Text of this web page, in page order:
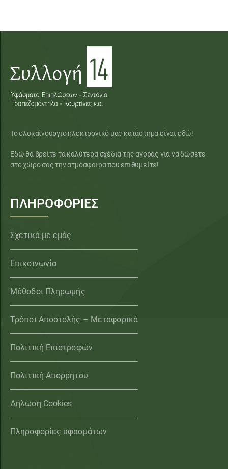
Το ολοκαίνουργιο ηλεκτρονικό μας κατάστημα είναι εδώ!
Εδώ θα βρείτε τα καλύτερα σχέδια της αγοράς για να δώσετε
στο χώρο σας την ατμόσφαιρα που επιθυμείτε!
ΠΛΗΡΟΦΟΡΙΕΣ
Σχετικά με εμάς
Επικοινωνία
Μέθοδοι Πληρωμής
Τρόποι Αποστολής – Μεταφορικά
Πολιτική Επιστροφών
Πολιτική Απορρήτου
Δήλωση Cookies
Πληροφορίες υφασμάτων